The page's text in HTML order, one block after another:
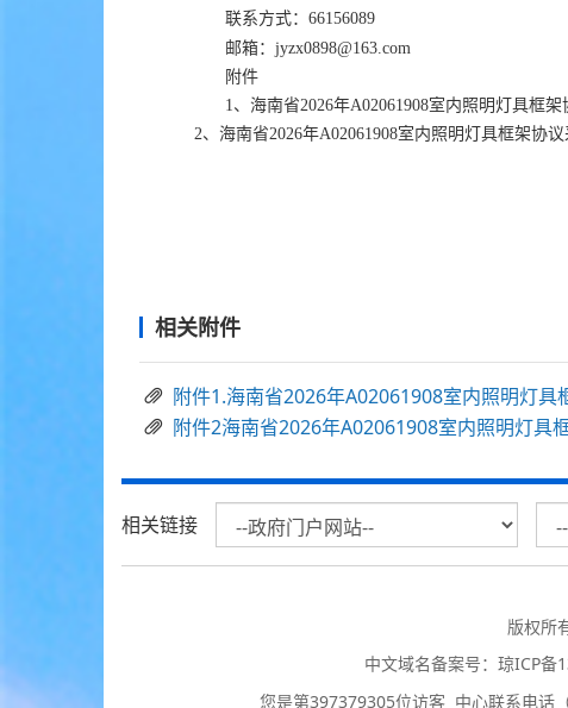
联系方式：66156089
邮箱：jyzx0898@163.com
附件
1、海南省2026年A02061908室内照明灯具框
2、海南省2026年A02061908室内照明灯具框架协
相关附件
附件1.海南省2026年A02061908室内照明灯
附件2海南省2026年A02061908室内照明灯具
相关链接
版权所
中文域名备案号： 琼ICP备
您是第397379305位访客 中心联系电话